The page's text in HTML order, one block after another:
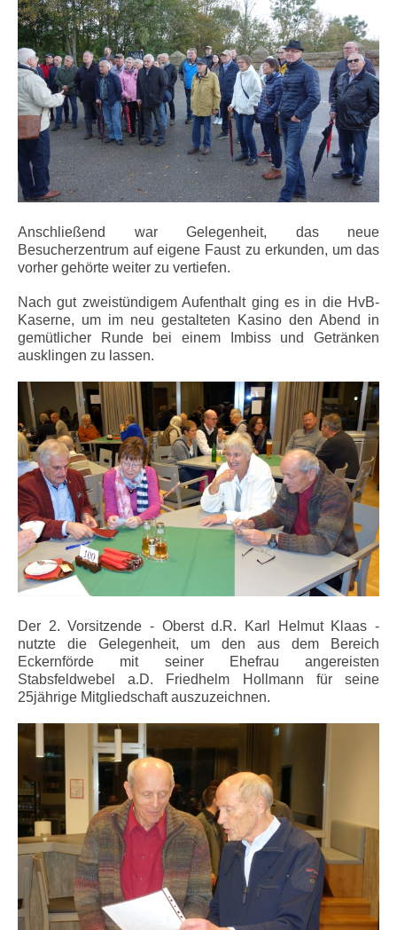
Anschließend war Gelegenheit, das neue
Besucherzentrum auf eigene Faust zu erkunden, um das
vorher gehörte weiter zu vertiefen.
Nach gut zweistündigem Aufenthalt ging es in die HvB-
Kaserne, um im neu gestalteten Kasino den Abend in
gemütlicher Runde bei einem Imbiss und Getränken
ausklingen zu lassen.
Der 2. Vorsitzende - Oberst d.R. Karl Helmut Klaas -
nutzte die Gelegenheit, um den aus dem Bereich
Eckernförde mit seiner Ehefrau angereisten
Stabsfeldwebel a.D. Friedhelm Hollmann für seine
25jährige Mitgliedschaft auszuzeichnen.